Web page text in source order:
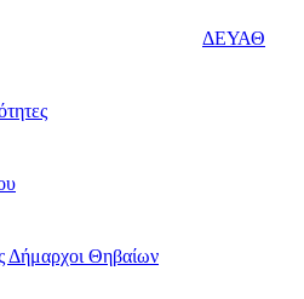
ΔΕΥΑΘ
Δήμαρχοι Θηβαίων